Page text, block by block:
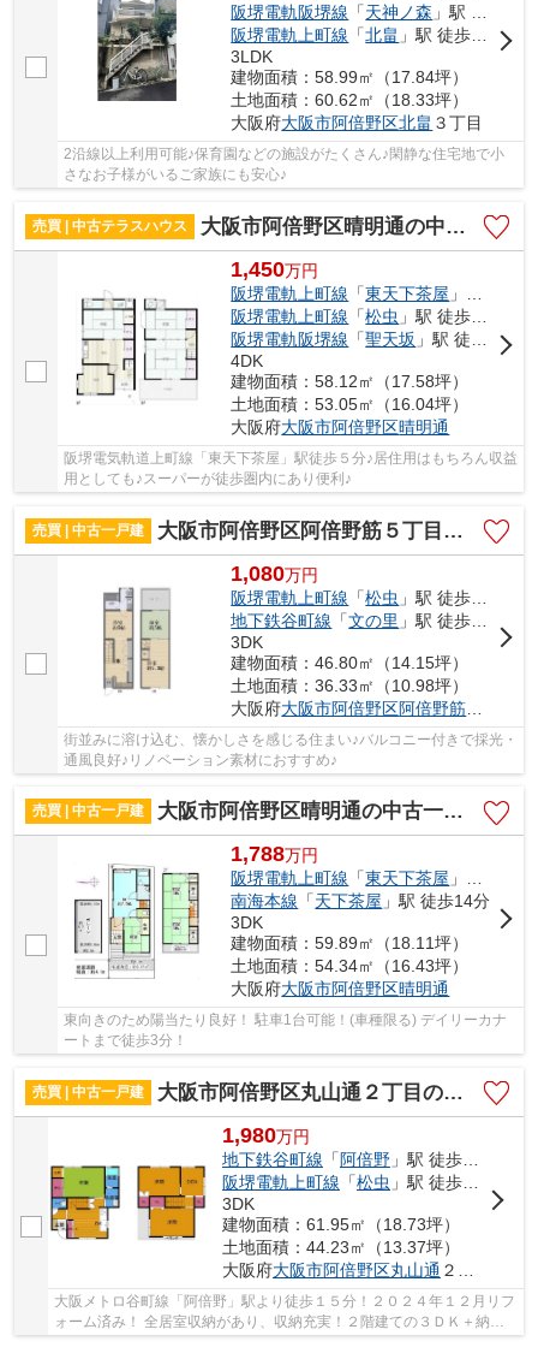
阪堺電軌阪堺線 「天神ノ森 」駅 徒歩5分
阪堺電軌上町線 「北畠 」駅 徒歩7分
3LDK
建物面積：58.99㎡（17.84坪）
土地面積：60.62㎡（18.33坪）
大阪府大阪市阿倍野区北畠 ３丁目
2沿線以上利用可能♪保育園などの施設がたくさん♪閑静な住宅地で小
さなお子様がいるご家族にも安心♪
売買 | 中古テラスハウス 大阪市阿倍野区晴明通の中古テラスハウス
1,450万円
阪堺電軌上町線 「東天下茶屋 」駅 徒歩5分
阪堺電軌上町線 「松虫 」駅 徒歩9分
阪堺電軌阪堺線 「聖天坂 」駅 徒歩9分
4DK
建物面積：58.12㎡（17.58坪）
土地面積：53.05㎡（16.04坪）
大阪府大阪市阿倍野区晴明通
阪堺電気軌道上町線「東天下茶屋」駅徒歩５分♪居住用はもちろん収益
用としても♪スーパーが徒歩圏内にあり便利♪
売買 | 中古一戸建 大阪市阿倍野区阿倍野筋５丁目の中古一戸建
1,080万円
阪堺電軌上町線 「松虫 」駅 徒歩5分
地下鉄谷町線 「文の里 」駅 徒歩8分
3DK
建物面積：46.80㎡（14.15坪）
土地面積：36.33㎡（10.98坪）
大阪府大阪市阿倍野区阿倍野筋
街並みに溶け込む、懐かしさを感じる住まい♪バルコニー付きで採光・
通風良好♪リノベーション素材におすすめ♪
売買 | 中古一戸建 大阪市阿倍野区晴明通の中古一戸建
1,788万円
阪堺電軌上町線 「東天下茶屋 」駅 徒歩6分
南海本線 「天下茶屋 」駅 徒歩14分
3DK
建物面積：59.89㎡（18.11坪）
土地面積：54.34㎡（16.43坪）
大阪府大阪市阿倍野区晴明通
東向きのため陽当たり良好！ 駐車1台可能！(車種限る) デイリーカナ
ートまで徒歩3分！
売買 | 中古一戸建 大阪市阿倍野区丸山通２丁目の中古一戸建
1,980万円
地下鉄谷町線 「 阿倍野」駅 徒歩15分
阪堺電軌上町線 「松虫 」駅 徒歩8分
3DK
建物面積：61.95㎡（18.73坪）
土地面積：44.23㎡（13.37坪）
大阪府大阪市阿倍野区丸山通 ２丁目
大阪メトロ谷町線「阿倍野」駅より徒歩１５分！２０２４年１２月リフ
ォーム済み！ 全居室収納があり、収納充実！２階建ての３ＤＫ＋納戸